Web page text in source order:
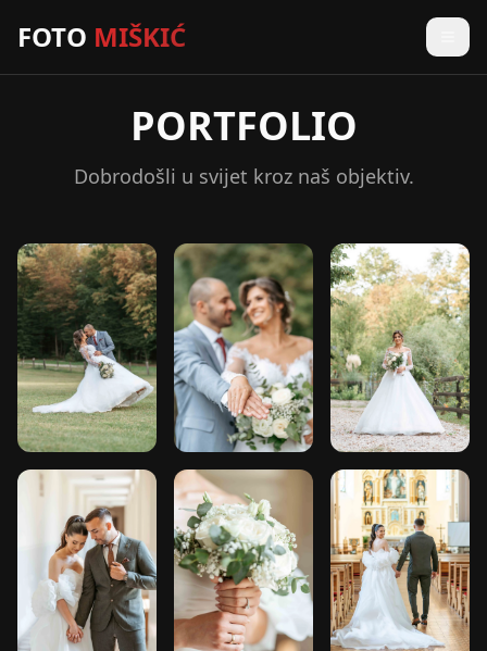
FOTO MIŠKIĆ
PORTFOLIO
Dobrodošli u svijet kroz naš objektiv.